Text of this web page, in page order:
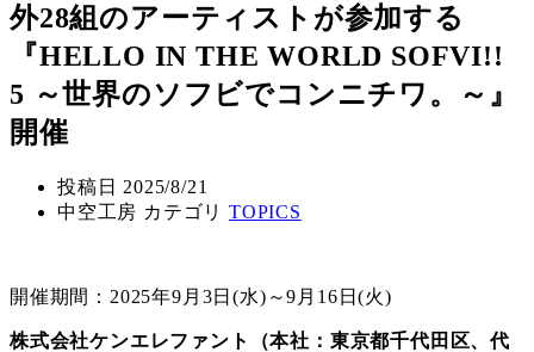
外28組のアーティストが参加する
『HELLO IN THE WORLD SOFVI!!
5 ～世界のソフビでコンニチワ。～』
開催
投稿日 2025/8/21
中空工房 カテゴリ TOPICS
開催期間：2025年9月3日(水)～9月16日(火)
株式会社ケンエレファント（本社：東京都千代田区、代